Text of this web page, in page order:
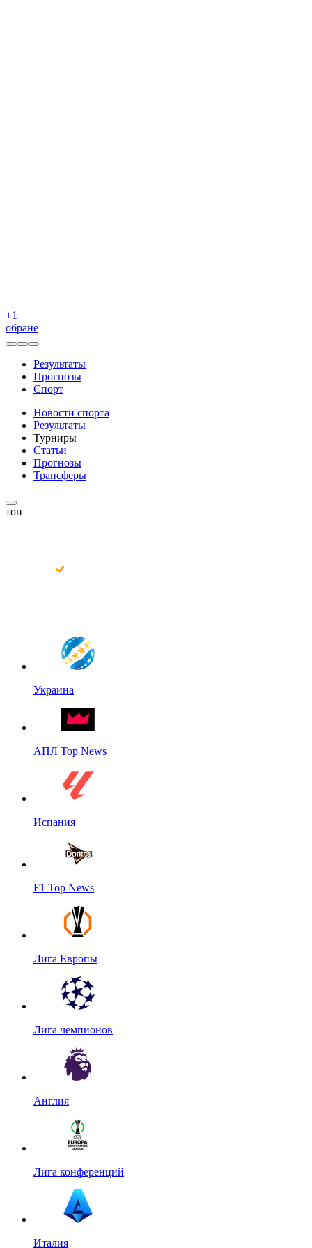
+1
обране
Результаты
Прогнозы
Спорт
Новости спорта
Результаты
Турниры
Статьи
Прогнозы
Трансферы
топ
Украина
АПЛ Top News
Испания
F1 Top News
Лига Европы
Лига чемпионов
Англия
Лига конференций
Италия